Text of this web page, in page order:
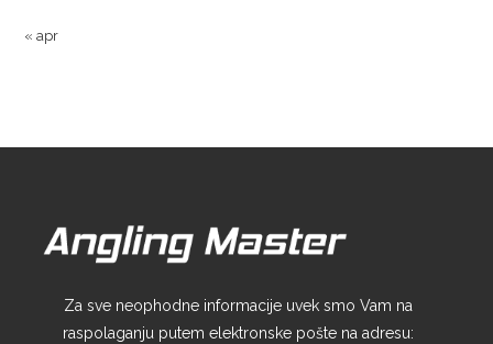
« apr
Za sve neophodne informacije uvek smo Vam na
raspolaganju putem elektronske pošte na adresu: